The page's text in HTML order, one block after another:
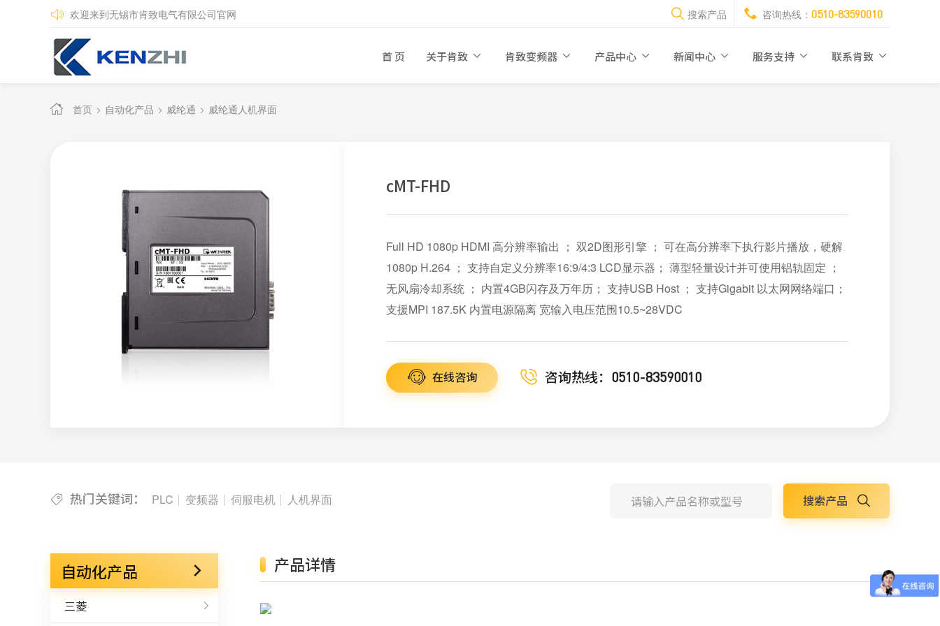
欢迎来到无锡市肯致电气有限公司官网 搜索产品 咨询热线： 0510-83590010
首 页 关于肯致 肯致变频器 产品中心 新闻中心 服务支持 联系肯致
首页 自动化产品 威纶通 威纶通人机界面
cMT-FHD
Full HD 1080p HDMI 高分辨率输出 ； 双2D图形引擎 ； 可在高分辨率下执行影片播放，硬解
1080p H.264 ； 支持自定义分辨率16:9/4:3 LCD显示器； 薄型轻量设计并可使用铝轨固定 ；
无风扇冷却系统 ； 内置4GB闪存及万年历； 支持USB Host ； 支持Gigabit 以太网网络端口；
支援MPI 187.5K 内置电源隔离 宽输入电压范围10.5~28VDC
在线咨询 咨询热线： 0510-83590010
热门关键词： PLC 变频器 伺服电机 人机界面 搜索产品
自动化产品
三菱
产品详情